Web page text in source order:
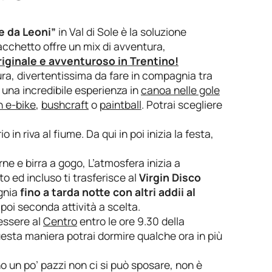
da Leoni” in Val di Sole è la soluzione
offre un mix di avventura,
e avventuroso in Trentino!
divertentissima da fare in compagnia tra
incredibile esperienza incanoa nelle gole
e-bike, bushcrafto paintball. Potrai scegliere
in riva al fiume. Da qui in poi inizia la festa,
e birra a gogo, L’atmosfera inizia a
ed incluso ti trasferisce al Virgin Disco
fino a tarda notte con altri addii al
seconda attività a scelta.
al Centroentro le ore 9.30 della
maniera potrai dormire qualche ora in più
po’ pazzi non ci si può sposare, non è